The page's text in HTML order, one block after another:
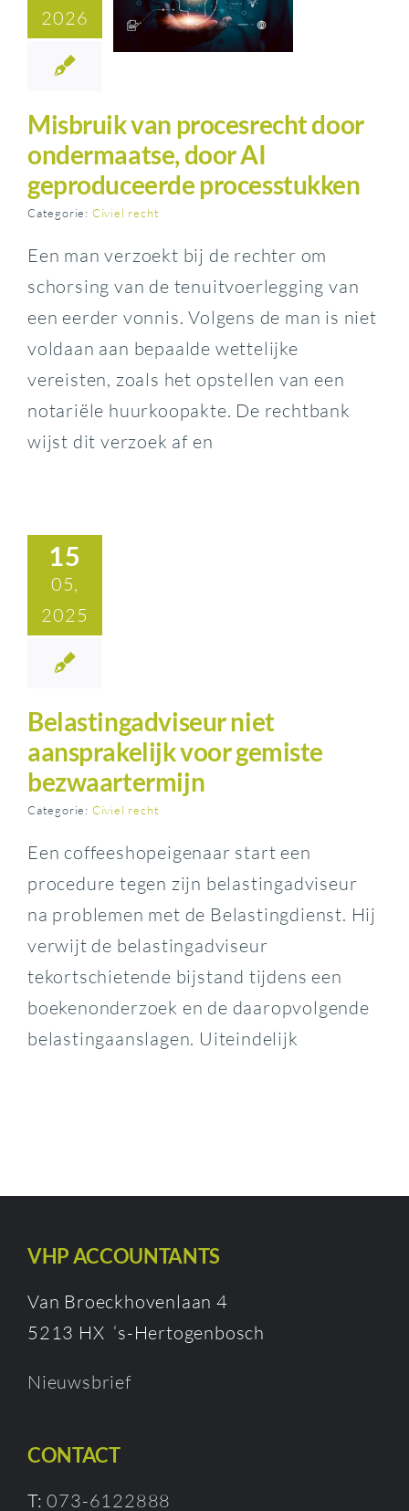
2026
Misbruik van procesrecht door
ondermaatse, door AI
geproduceerde processtukken
Categorie: Civiel recht
Een man verzoekt bij de rechter om
schorsing van de tenuitvoerlegging van
een eerder vonnis. Volgens de man is niet
voldaan aan bepaalde wettelijke
vereisten, zoals het opstellen van een
notariële huurkoopakte. De rechtbank
wijst dit verzoek af en
15
05,
2025
Belastingadviseur niet
aansprakelijk voor gemiste
bezwaartermijn
Categorie: Civiel recht
Een coffeeshopeigenaar start een
procedure tegen zijn belastingadviseur
na problemen met de Belastingdienst. Hij
verwijt de belastingadviseur
tekortschietende bijstand tijdens een
boekenonderzoek en de daaropvolgende
belastingaanslagen. Uiteindelijk
VHP ACCOUNTANTS
Van Broeckhovenlaan 4
5213 HX ‘s-Hertogenbosch
Nieuwsbrief
CONTACT
T:073-6122888